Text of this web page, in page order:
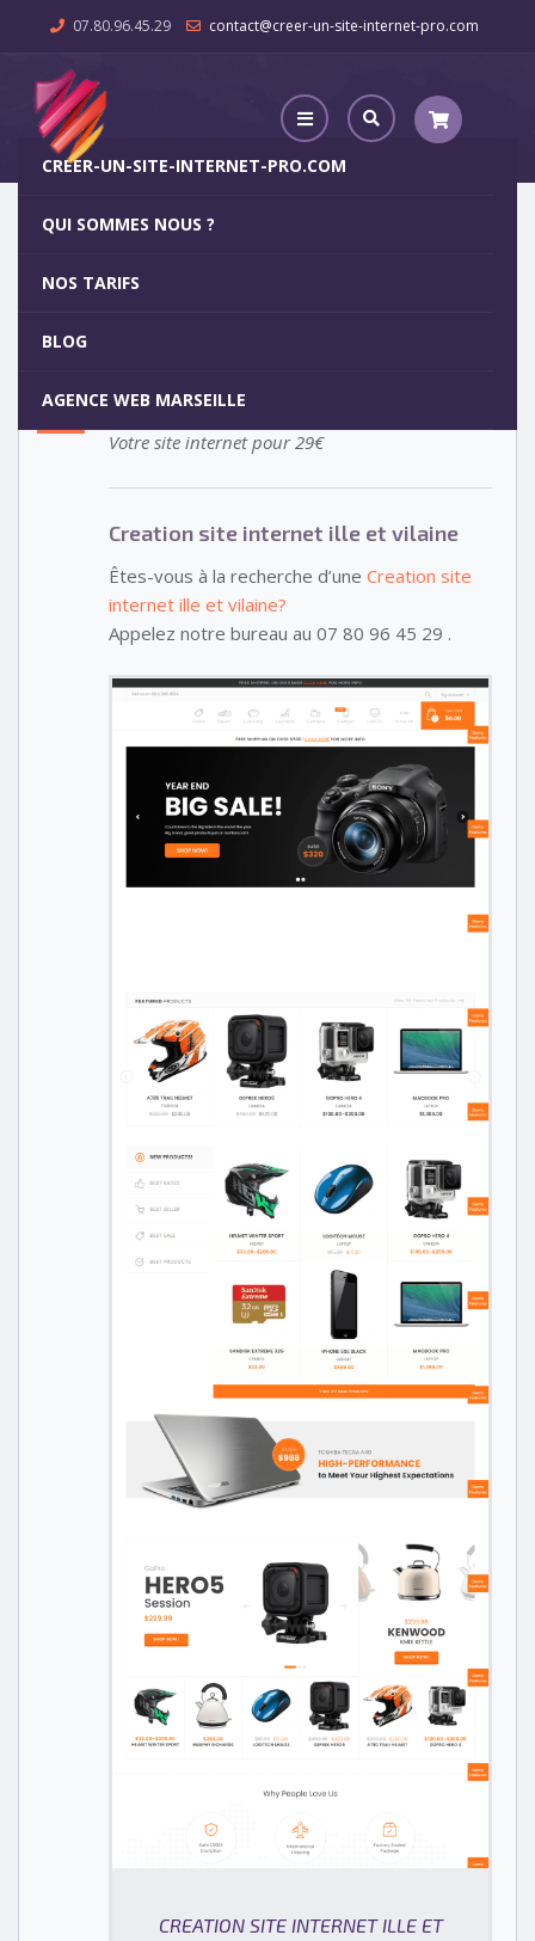
07.80.96.45.29 contact@creer-un-site-internet-pro.com
CREER-UN-SITE-INTERNET-PRO.COM
QUI SOMMES NOUS ?
NOS TARIFS
BLOG
AGENCE WEB MARSEILLE
Creation site internet ille et vilaine
15
Votre site internet pour 29€
Creation site internet ille et vilaine
Êtes-vous à la recherche d’une Creation site
internet ille et vilaine?
Appelez notre bureau au 07 80 96 45 29 .
CREATION SITE INTERNET ILLE ET